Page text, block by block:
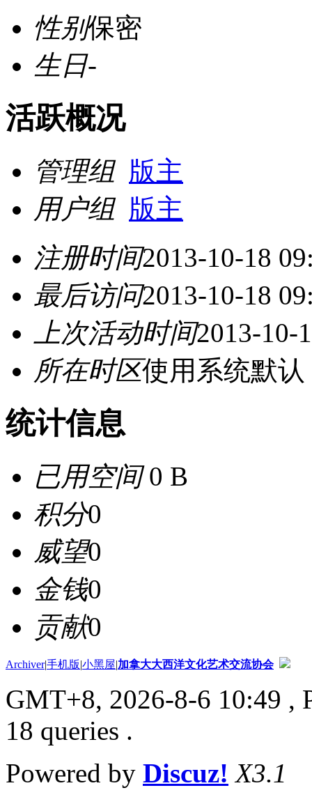
性别保密
生日-
活跃概况
管理组 版主
用户组 版主
注册时间2013-10-18
最后访问2013-10-18
上次活动时间2013-10-
所在时区使用系统默认
统计信息
已用空间0 B
积分0
威望0
金钱0
贡献0
Archiver|手机版|小黑屋|加拿大大西洋文化艺术交流协会
GMT+8, 2026-8-6 10:49 ,
18 queries .
Powered by Discuz! X3.1